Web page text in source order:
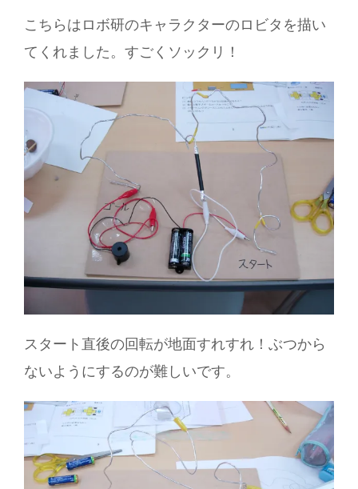
こちらはロボ研のキャラクターのロビタを描い
てくれました。すごくソックリ！
スタート直後の回転が地面すれすれ！ぶつから
ないようにするのが難しいです。